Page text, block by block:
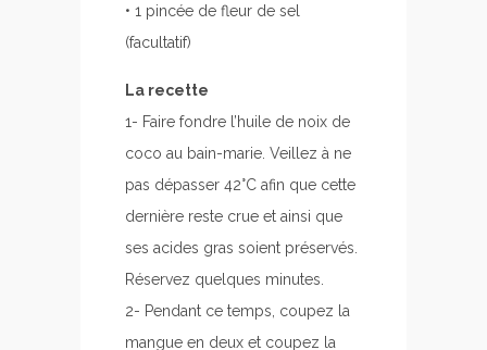
• 1 pincée de fleur de sel
(facultatif)
La recette
1- Faire fondre l’huile de noix de
coco au bain-marie. Veillez à ne
pas dépasser 42°C afin que cette
dernière reste crue et ainsi que
ses acides gras soient préservés.
Réservez quelques minutes.
2- Pendant ce temps, coupez la
mangue en deux et coupez la